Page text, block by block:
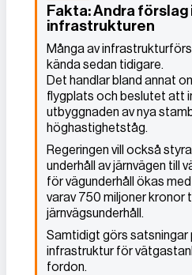
Fakta: Andra förslag
infrastrukturen
Många av
kända sedan tidigare.
Det handlar bland annat
flygplats och beslutet att
utbyggnaden av nya
höghastighetståg.
Regeringen vill också
underhåll av järnvägen till
för vägunderhåll ökas
varav 750 miljoner kronor
järnvägsunderhåll.
Samtidigt görs
infrastruktur för
fordon.